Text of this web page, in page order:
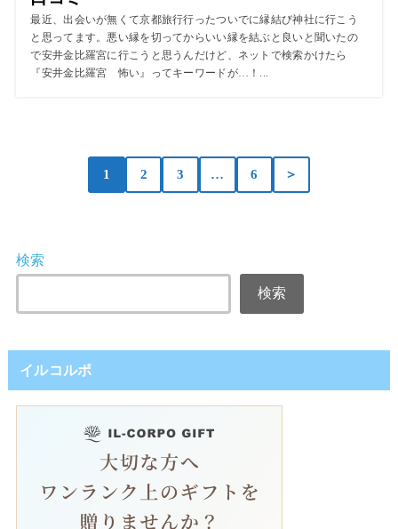
最近、出会いが無くて京都旅行行ったついでに縁結び神社に行こう
と思ってます。悪い縁を切ってからいい縁を結ぶと良いと聞いたの
で安井金比羅宮に行こうと思うんだけど、ネットで検索かけたら
『安井金比羅宮 怖い』ってキーワードが…！...
1 2 3 … 6 ＞
検索
検索
イルコルポ